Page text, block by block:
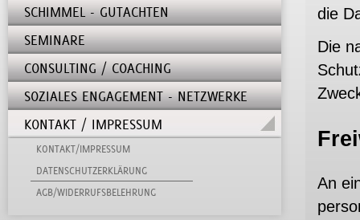
SCHIMMEL - GUTACHTEN
SEMINARE
CONSULTING / COACHING
SOZIALES ENGAGEMENT - NETZWERKE
KONTAKT / IMPRESSUM
KONTAKT/IMPRESSUM
DATENSCHUTZERKLÄRUNG
AGB/WIDERRUFSBELEHRUNG
die
Die
An